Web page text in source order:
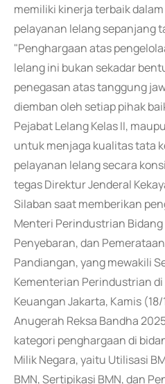
memiliki kinerja terbaik
pelayanan lelang sepanjang
"Penghargaan atas
lelang ini bukan sekadar
penegasan atas tanggung
diemban oleh setiap pihak
Pejabat Lelang Kelas II,
untuk menjaga kualitas tata
pelayanan lelang secara
tegas Direktur Jenderal
Silaban saat memberikan
Menteri Perindustrian
Penyebaran, dan
Pandiangan, yang mewakili
Kementerian Perindustrian
Keuangan Jakarta, Kamis (18/
Anugerah Reksa Bandha
kategori penghargaan di
Milik Negara, yaitu Utilisasi
BMN, Sertipikasi BMN, dan